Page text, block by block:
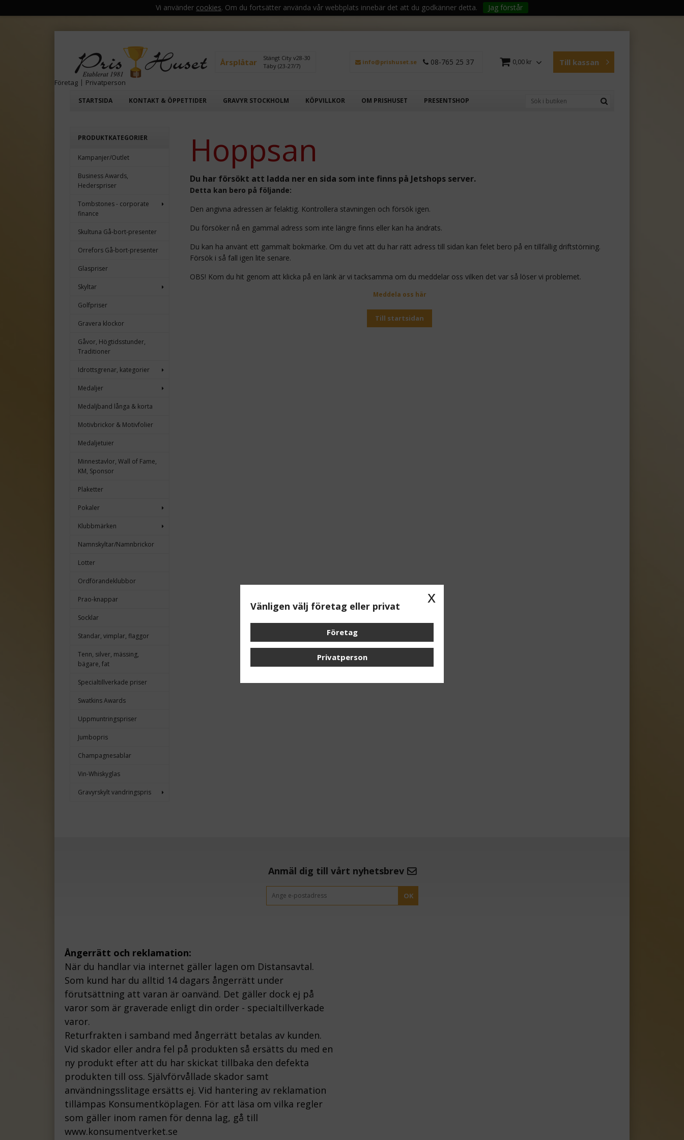
Vi använder cookies. Om du fortsätter använda vår webbplats innebär det att du godkänner detta. Jag förstår
Årsplåtar
Stängt City v28-30
Täby (23-27/7)
info@prishuset.se 08-765 25 37 0,00 kr Till kassan
STARTSIDA KONTAKT & ÖPPETTIDER GRAVYR STOCKHOLM KÖPVILLKOR OM PRISHUSET PRESENTSHOP
Företag | Privatperson
PRODUKTKATEGORIER
Kampanjer/Outlet
Business Awards,
Hederspriser
Tombstones - corporate
finance
Skultuna Gå-bort-presenter
Orrefors Gå-bort-presenter
Glaspriser
Skyltar
Golfpriser
Gravera klockor
Gåvor, Högtidsstunder,
Traditioner
Idrottsgrenar, kategorier
Medaljer
Medaljband långa & korta
Motivbrickor & Motivfolier
Medaljetuier
Minnestavlor, Wall of Fame,
KM, Sponsor
Plaketter
Pokaler
Klubbmärken
Namnskyltar/Namnbrickor
Lotter
Ordförandeklubbor
Prao-knappar
Socklar
Standar, vimplar, flaggor
Tenn, silver, mässing,
bägare, fat
Specialtillverkade priser
Swatkins Awards
Uppmuntringspriser
Jumbopris
Champagnesablar
Vin-Whiskyglas
Gravyrskylt vandringspris
Hoppsan
Du har försökt att ladda ner en sida som inte finns på Jetshops server.
Detta kan bero på följande:
Den angivna adressen är felaktig. Kontrollera stavningen och försök igen.
Du försöker nå en gammal adress som inte längre finns eller kan ha ändrats.
Du kan ha använt ett gammalt bokmärke. Om du vet att du har rätt adress till sidan kan felet bero på en tillfällig driftstörning.
Försök i så fall igen lite senare.
OBS! Kom du hit genom att klicka på en länk är vi tacksamma om du meddelar oss vilken det var så löser vi problemet.
Meddela oss här
Till startsidan
Anmäl dig till vårt nyhetsbrev
OK
Ångerrätt och reklamation:
När du handlar via internet gäller lagen om Distansavtal.
Som kund har du alltid 14 dagars ångerrätt under
förutsättning att varan är oanvänd. Det gäller dock ej på
varor som är graverade enligt din order - specialtillverkade
varor.
Returfrakten i samband med ångerrätt betalas av kunden.
Vid skador eller andra fel på produkten så ersätts du med en
ny produkt efter att du har skickat tillbaka den defekta
produkten till oss. Självförvållade skador samt
användningsslitage ersätts ej. Vid hantering av reklamation
tillämpas Konsumentköplagen. För att läsa om vilka regler
som gäller inom ramen för denna lag, gå till
www.konsumentverket.se
x
Vänligen välj företag eller privat
Företag
Privatperson